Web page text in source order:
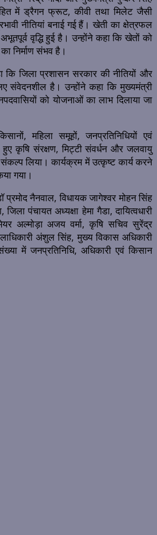
में ड्रैगन फ्रूट, कीवी तथा मिलेट जैसी
नीतियां बनाई गई हैं। खेती का क्षेत्रफल
वृद्धि हुई है। उन्होंने कहा कि खेतों को
निर्माण संभव है।
कि जिला प्रशासन सरकार की नीतियों और
संवेदनशील है। उन्होंने कहा कि मुख्यमंत्री
को योजनाओं का लाभ दिलाया जा
महिला समूहों, जनप्रतिनिधियों एवं
हुए कृषि संरक्षण, मिट्टी संवर्धन और जलवायु
लिया। कार्यक्रम में उत्कृष्ट कार्य करने
गया।
प्रमोद नैनवाल, विधायक जागेश्वर मोहन सिंह
पंचायत अध्यक्षा हेमा गैडा, दायित्वधारी
अल्मोड़ा अजय वर्मा, कृषि सचिव सुरेंद्र
अंशुल सिंह, मुख्य विकास अधिकारी
में जनप्रतिनिधि, अधिकारी एवं किसान